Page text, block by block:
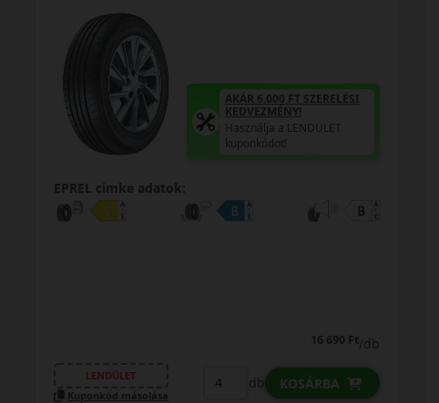
AKÁR 6.000 FT SZERELÉSI
KEDVEZMÉNY!
Használja a LENDÜLET
kuponkódot!
EPREL cimke adatok:
16 690 Ft/db
LENDÜLET
Kuponkód másolása
db KOSÁRBA